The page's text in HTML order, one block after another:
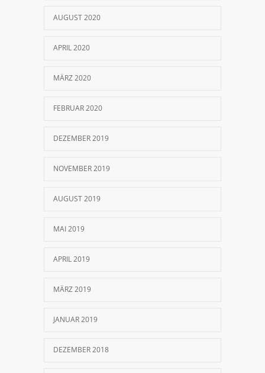
AUGUST 2020
APRIL 2020
MÄRZ 2020
FEBRUAR 2020
DEZEMBER 2019
NOVEMBER 2019
AUGUST 2019
MAI 2019
APRIL 2019
MÄRZ 2019
JANUAR 2019
DEZEMBER 2018